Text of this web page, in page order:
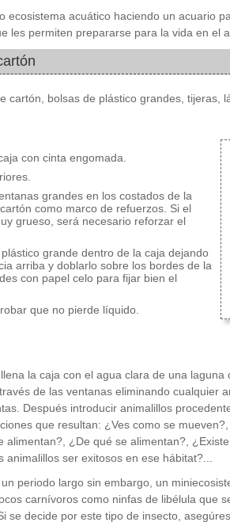
ecosistema acuático haciendo un acuario
les permiten prepararse para la vida en el
cartón, bolsas de plástico grandes, tijeras,
con cinta engomada.
grandes en los costados de la
como marco de refuerzos. Si el
grueso, será necesario reforzar el
grande dentro de la caja dejando
arriba y doblarlo sobre los bordes de la
con papel celo para fijar bien el
que no pierde líquido.
la caja con el agua clara de una
de las ventanas eliminando cualquier
Después introducir animalillos
que resultan: ¿Ves como se
alimentan?, ¿De qué se alimentan?,
ser exitosos en ese hábitat?...
periodo largo sin embargo, un
carnívoros como ninfas de libélula que
se decide por este tipo de insecto,